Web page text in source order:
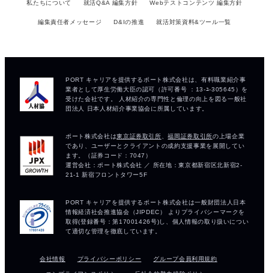
私たちについて 就活Q&A 編集方針 Webテストコンテンツ 編集方針
編集責任者メッセージ D&Iの推進 就活対策資料&ツール一覧
会社情報 プライバシーポリシー グループ会員利用規約